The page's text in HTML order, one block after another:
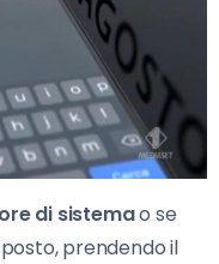
di sistemao se
prendendo il